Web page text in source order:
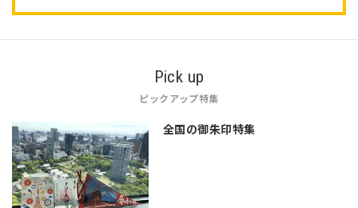
Pick up
ピックアップ特集
全国の御朱印特集